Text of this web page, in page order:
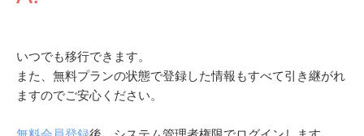
いつでも移行できます。
また、無料プランの状態で登録した情報もすべて引き継がれ
ますのでご安心ください。